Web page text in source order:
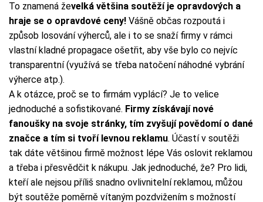
To znamená ževelká většina soutěží je opravdových a
hraje se o opravdové ceny! Vášně občas rozpoutá i
způsob losování výherců, ale i to se snaží firmy v rámci
vlastní kladné propagace ošetřit, aby vše bylo co nejvíc
transparentní (využívá se třeba natočení náhodné vybrání
výherce atp.).
A k otázce, proč se to firmám vyplácí? Je to velice
jednoduché a sofistikované. Firmy získávají nové
fanoušky na svoje stránky, tím zvyšují povědomí o dané
značce a tím si tvoří levnou reklamu. Účastí v soutěži
tak dáte většinou firmě možnost lépe Vás oslovit reklamou
a třeba i přesvědčit k nákupu. Jak jednoduché, že? Pro lidi,
kteří ale nejsou příliš snadno ovlivnitelní reklamou, můžou
být soutěže poměrně vítaným pozdvižením s možností